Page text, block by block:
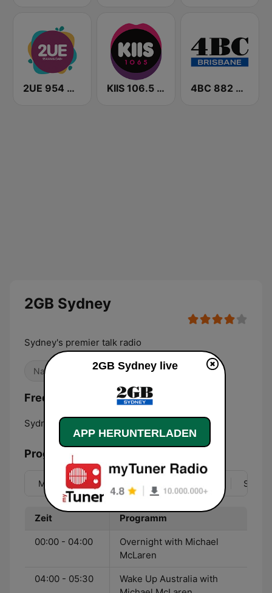
2UE 954 AM KIIS 106.5 FM 4BC 882 Brisbane
2GB Sydney
Sydney's premier talk radio
Nachrichten
Frequenzen 2GB Sydney:
Sydney:
Programmübersicht
Mo Di So
Zeit Programm
00:00 - 04:00
Overnight with Michael
McLaren
04:00 - 05:30
Wake Up Australia with
2GB Sydney live
APP HERUNTERLADEN